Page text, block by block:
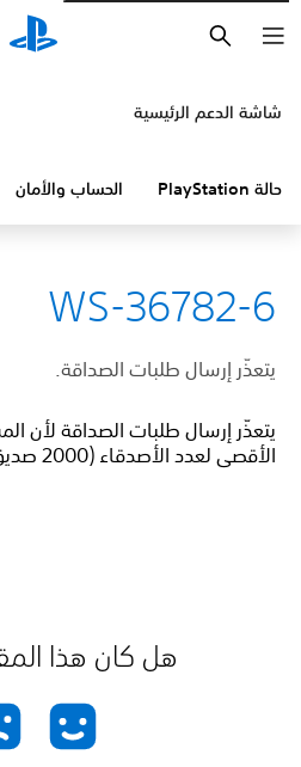
شاشة الدعم الرئيسية
حالة PlayStation الحساب والأمان
WS-36782-6
يتعذّر إرسال طلبات الصداقة.
يتعذّر إرسال طلبات الصداقة لأن
الأقصى لعدد الأصدقاء (2000 صديق).
هل كان هذا